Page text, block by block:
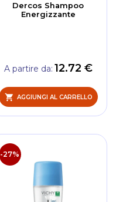
Dercos Shampoo
Energizzante
A partire da 12.72 €
AGGIUNGI AL CARRELLO
-27%